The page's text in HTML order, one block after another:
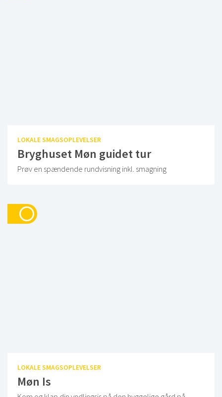
LOKALE SMAGSOPLEVELSER
Bryghuset Møn guidet tur
Prøv en spændende rundvisning inkl. smagning
LOKALE SMAGSOPLEVELSER
Møn Is